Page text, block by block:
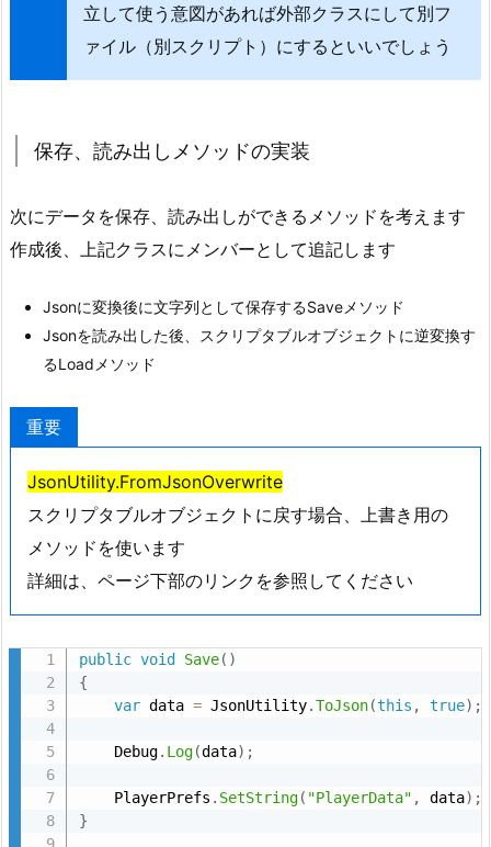
ト
コ
ー
3.
3.
テ
ト
手
順
3.
4.
行
果
4.
機
能
追
加
(オ
立して使う意図があれば外部クラスにして別フ
ァイル（別スクリプト）にするといいでしょう
保存、読み出しメソッドの実装
次にデータを保存、読み出しができるメソッドを考えます
作成後、上記クラスにメンバーとして追記します
Jsonに変換後に文字列として保存するSaveメソッド
Jsonを読み出した後、スクリプタブルオブジェクトに逆変換す
るLoadメソッド
重要
JsonUtility.FromJsonOverwrite
スクリプタブルオブジェクトに戻す場合、上書き用の
メソッドを使います
詳細は、ページ下部のリンクを参照してください
public void Save( )
{
var data = JsonUtility.ToJson(this , true) ;
    Debug
. Log(data) ;
    PlayerPrefs
. SetString( "PlayerData" , data) ;
}